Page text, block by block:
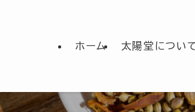
ホーム 太陽堂につい